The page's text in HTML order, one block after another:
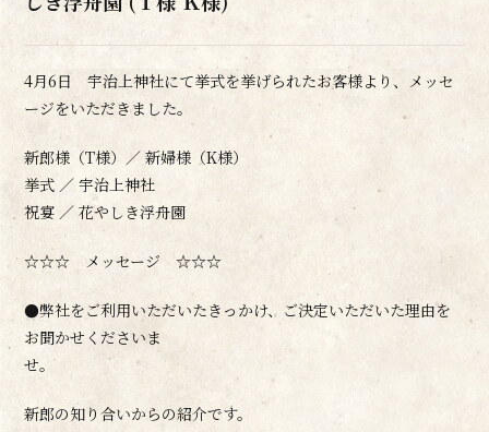
4月6日 宇治上神社にて挙式を挙げられたお客様より、メッセ
ージをいただきました。
新郎様（T様）／ 新婦様（K様）
挙式 ／ 宇治上神社
祝宴 ／ 花やしき浮舟園
☆☆☆ メッセージ ☆☆☆
●弊社をご利用いただいたきっかけ、ご決定いただいた理由を
お聞かせくださいま
せ。
新郎の知り合いからの紹介です。